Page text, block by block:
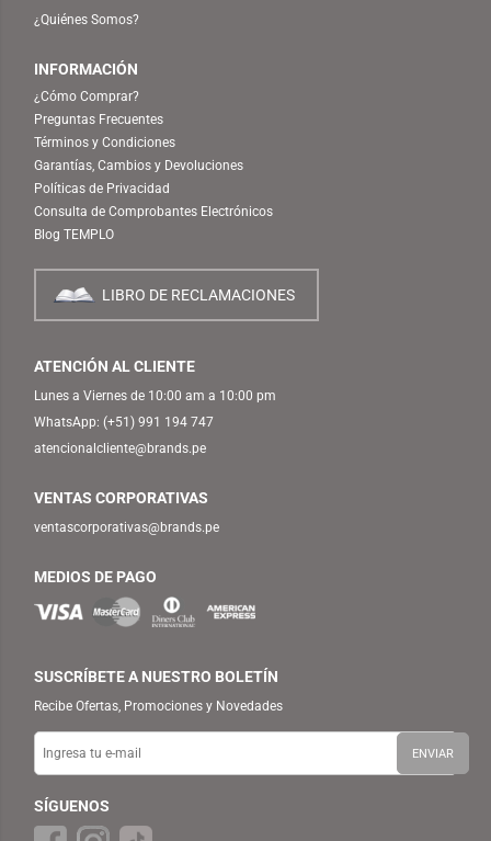
¿Quiénes Somos?
INFORMACIÓN
¿Cómo Comprar?
Preguntas Frecuentes
Términos y Condiciones
Garantías, Cambios y Devoluciones
Políticas de Privacidad
Consulta de Comprobantes Electrónicos
Blog TEMPLO
LIBRO DE RECLAMACIONES
ATENCIÓN AL CLIENTE
Lunes a Viernes de 10:00 am a 10:00 pm
WhatsApp: (+51) 991 194 747
atencionalcliente@brands.pe
VENTAS CORPORATIVAS
ventascorporativas@brands.pe
MEDIOS DE PAGO
SUSCRÍBETE A NUESTRO BOLETÍN
Recibe Ofertas, Promociones y Novedades
SÍGUENOS